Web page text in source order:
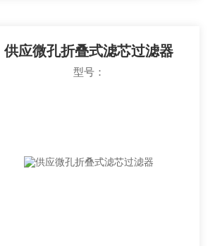
供应微孔折叠式滤芯过滤器
型号：